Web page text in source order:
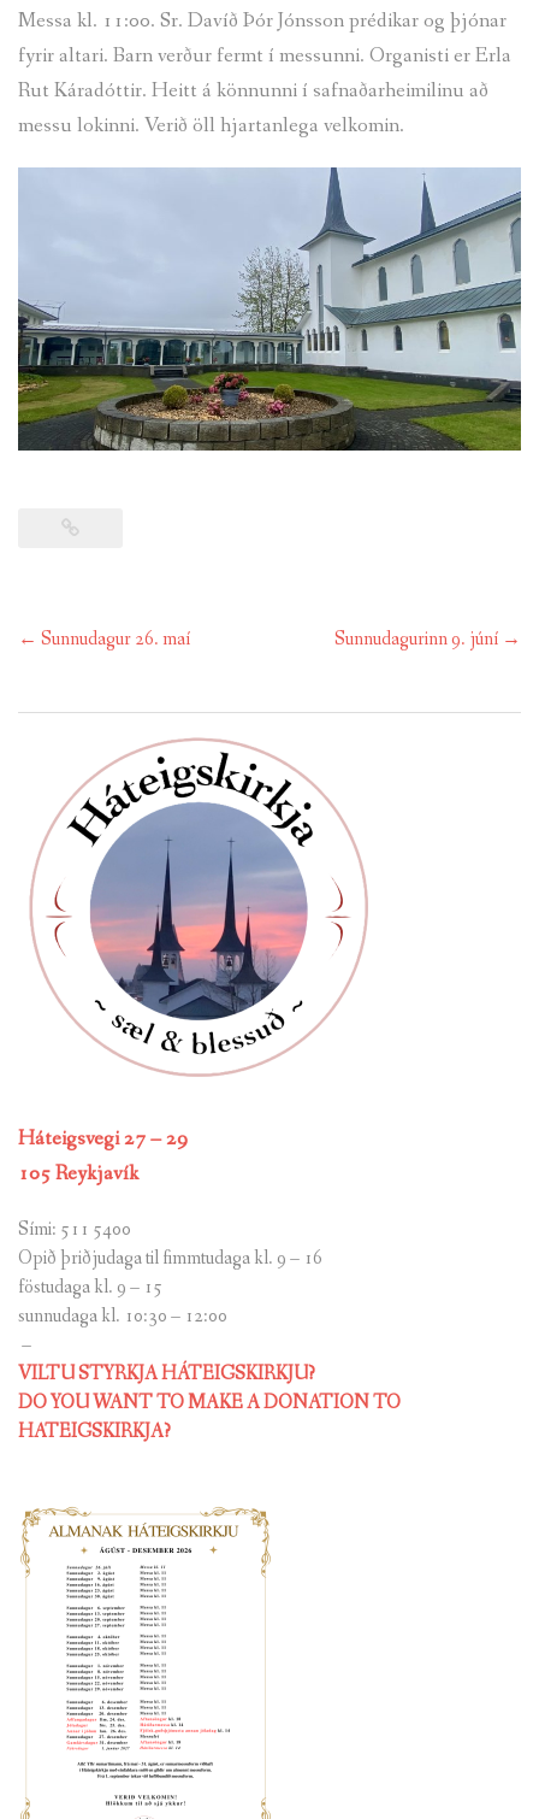
GALLERÍ GÖNG
Messa kl. 11:00. Sr. Davíð Þór Jónsson prédikar og þjónar
fyrir altari. Barn verður fermt í messunni. Organisti er Erla
Rut Káradóttir. Heitt á könnunni í safnaðarheimilinu að
messu lokinni. Verið öll hjartanlega velkomin.
Post
← Sunnudagur 26. maí Sunnudagurinn 9. júní →
Háteigsvegi 27 – 29
105 Reykjavík
Sími: 511 5400
Opið þriðjudaga til fimmtudaga kl. 9 – 16
föstudaga kl. 9 – 15
sunnudaga kl. 10:30 – 12:00
–
VILTU STYRKJA HÁTEIGSKIRKJU?
DO YOU WANT TO MAKE A DONATION TO
HATEIGSKIRKJA?